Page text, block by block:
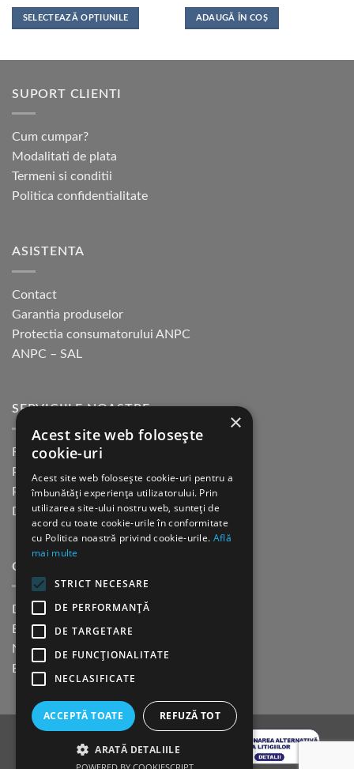
SELECTEAZĂ OPȚIUNILE
Opțiunile
pot
fi
în
ADAUGĂ ÎN COȘ
SUPORT CLIENTI
Cum cumpar?
Modalitati de plata
Termeni si conditii
Politica confidentialitate
ASISTENTA
Contact
Garantia produselor
Protectia consumatorului ANPC
ANPC – SAL
SERVICIILE NOASTRE
Returnare in 30 de zile
Plata cu cardul Guerrilla
Plata in rate fara dobanda
Distributie sau profesionisti
CINE SUNTEM?
Despre noi
Blog
Newsletter
Evenimente
×
Acest site web folosește
cookie-uri
Acest site web folosește cookie-uri pentru a
îmbunătăți experiența utilizatorului. Prin
utilizarea site-ului nostru web, sunteți de
acord cu toate cookie-urile în conformitate
cu Politica noastră privind cookie-urile. Află
mai multe
STRICT NECESARE
DE PERFORMANȚĂ
DE TARGETARE
DE FUNCŢIONALITATE
NECLASIFICATE
ACCEPTĂ TOATE REFUZĂ TOT
ARATĂ DETALIILE